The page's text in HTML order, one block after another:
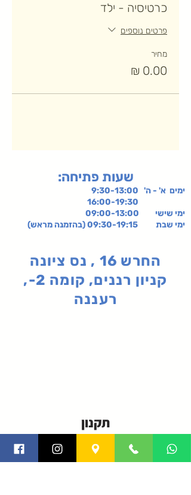
כרטיסיה - ילד
פרטים נוספים
מחיר
:שעות פתיחה
ימים א' - ה' 9:30-13:00
ימי שישי 09:00-13:00
ימי שבת 09:30-19:15 (בהזמנה מראש)
החרש 16 , נס ציונה
קניון רננים, קומה 2-,
רעננה
תקנון